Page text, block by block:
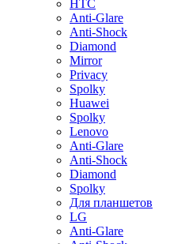
HTC
Anti-Glare
Anti-Shock
Diamond
Mirror
Privacy
Spolky
Huawei
Spolky
Lenovo
Anti-Glare
Anti-Shock
Diamond
Spolky
Для планшетов
LG
Anti-Glare